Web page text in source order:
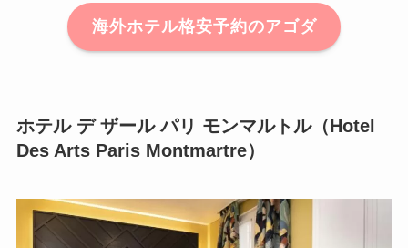
海外ホテル格安予約のアゴダ
ホテル デ ザール パリ モンマルトル（Hotel
Des Arts Paris Montmartre）